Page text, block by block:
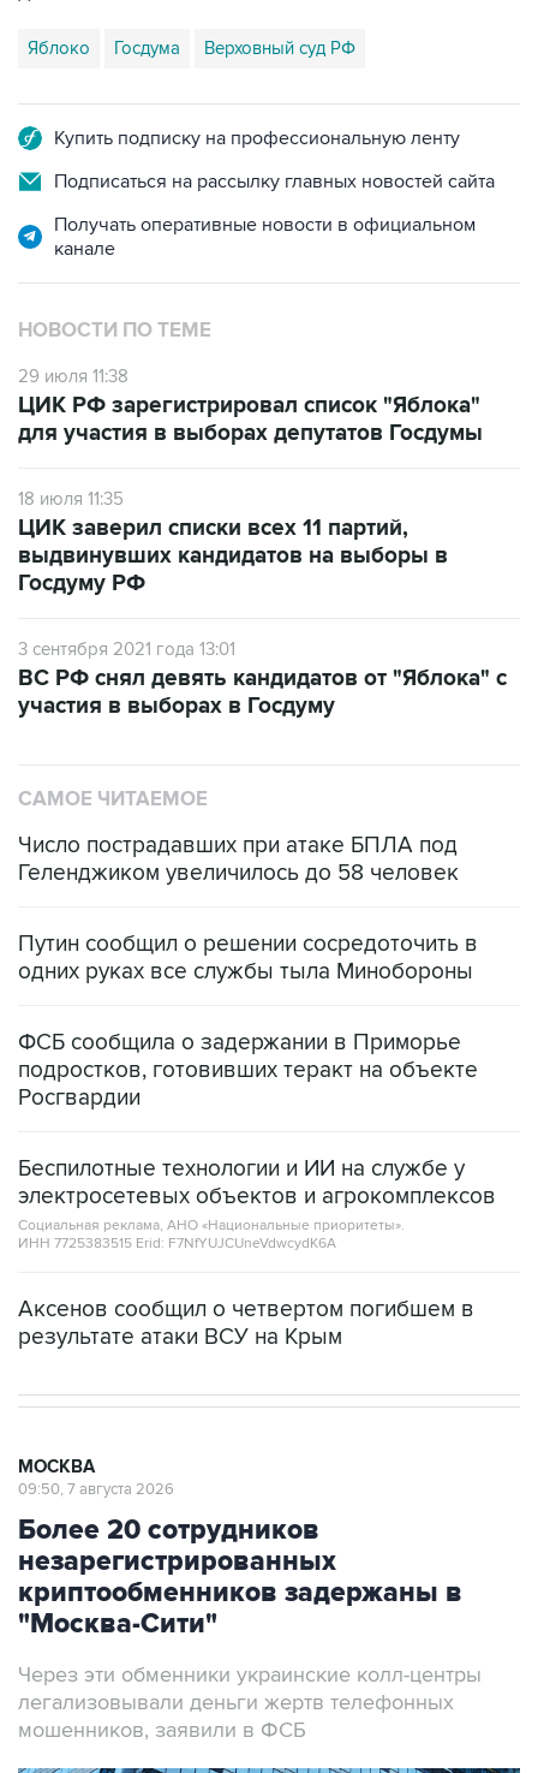
Подписаться на рассылку главных новостей сайта
Получать оперативные новости в официальном
НОВОСТИ ПО ТЕМЕ
29 июля 11:38
для участия в выборах депутатов Госдумы
18 июля 11:35
выдвинувших кандидатов на выборы в
Госдуму РФ
3 сентября 2021 года 13:01
участия в выборах в Госдуму
Число пострадавших при атаке БПЛА под
Путин сообщил о решении сосредоточить в
ФСБ сообщила о задержании в Приморье
Росгвардии
Беспилотные технологии и ИИ на службе у
Социальная реклама, АНО «Национальные приоритеты».
ИНН 7725383515 Erid: F7NfYUJCUneVdwcydK6A
Аксенов сообщил о четвертом погибшем в
Более 20 сотрудников
незарегистрированных
криптообменников задержаны в
"Москва-Сити"
Через эти обменники украинские колл-центры
мошенников, заявили в ФСБ